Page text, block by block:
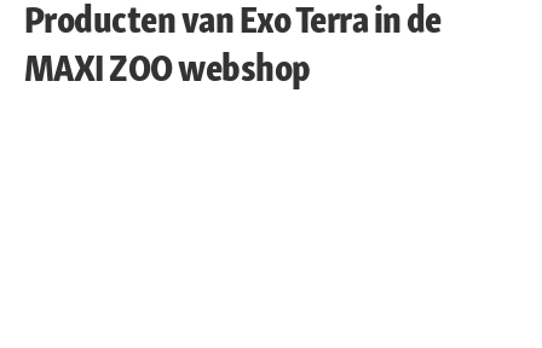
Producten van Exo Terra in de
MAXI ZOO webshop